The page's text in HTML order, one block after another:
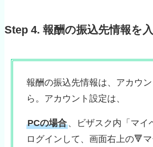
Step 4. 報酬の振込先情報を
報酬の振込先情報は、アカウ
ら。アカウント設定は、
PCの場合、ビザスク内「マイ
ログインして、画面右上の🔻